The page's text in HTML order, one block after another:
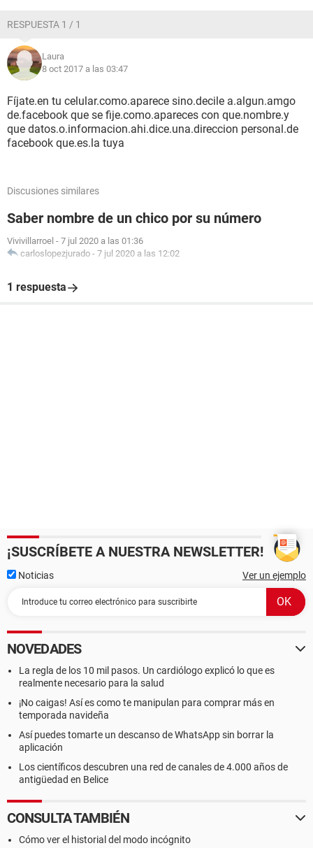
RESPUESTA 1 / 1
Laura
8 oct 2017 a las 03:47
Fíjate.en tu celular.como.aparece sino.decile a.algun.amgo
de.facebook que se fije.como.apareces con que.nombre.y
que datos.o.informacion.ahi.dice.una.direccion personal.de
facebook que.es.la tuya
Discusiones similares
Saber nombre de un chico por su número
Vivivillarroel - 7 jul 2020 a las 01:36
carloslopezjurado - 7 jul 2020 a las 12:02
1 respuesta
¡SUSCRÍBETE A NUESTRA NEWSLETTER!
Noticias Ver un ejemplo
NOVEDADES
La regla de los 10 mil pasos. Un cardiólogo explicó lo que es
realmente necesario para la salud
¡No caigas! Así es como te manipulan para comprar más en
temporada navideña
Así puedes tomarte un descanso de WhatsApp sin borrar la
aplicación
Los científicos descubren una red de canales de 4.000 años de
antigüedad en Belice
CONSULTA TAMBIÉN
Cómo ver el historial del modo incógnito